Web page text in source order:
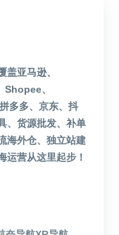
亚马逊、
、
多多、京东、抖
、货源批发、补单
海外仓、独立站建
运营从这里起步！